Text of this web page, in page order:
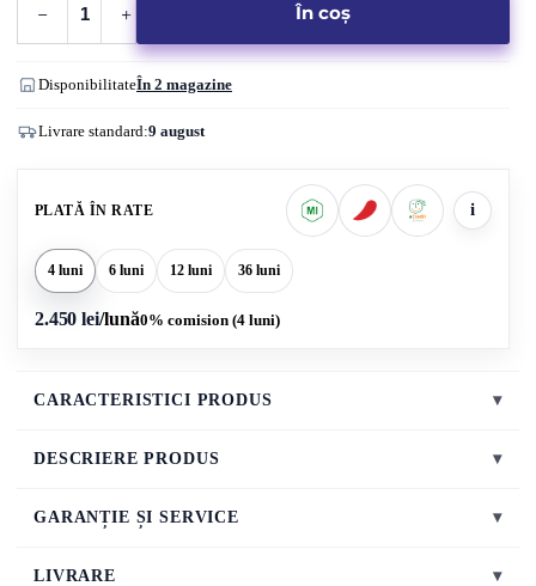
CLAUDE
BERNARD
CLASSIC
10237-
În coș
DisponibilitateÎn 2 magazine
Livrare standard:9 august
PLATĂ ÎN RATE i
4 luni 6 luni 12 luni 36 luni
2.450 lei/lună0% comision (4 luni)
CARACTERISTICI PRODUS ▾
DESCRIERE PRODUS ▾
GARANȚIE ȘI SERVICE ▾
LIVRARE ▾